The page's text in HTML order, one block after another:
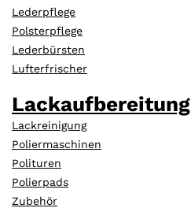
Lederpflege
Polsterpflege
Lederbürsten
Lufterfrischer
Lackaufbereitung
Lackreinigung
Poliermaschinen
Polituren
Polierpads
Zubehör